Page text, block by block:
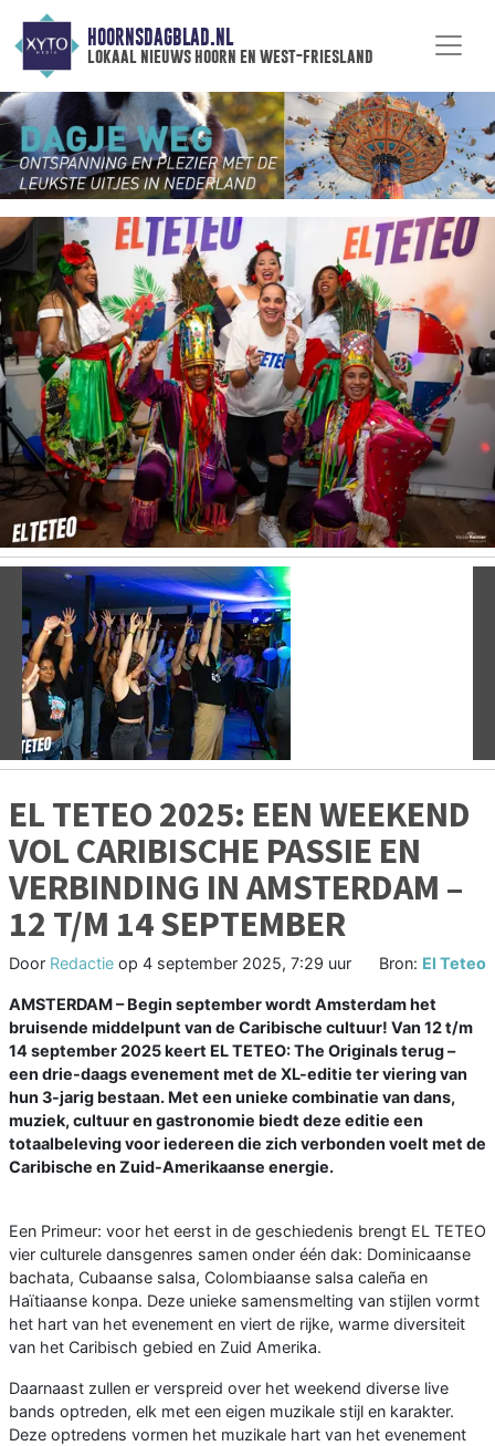
HOORNSDAGBLAD.NL
lokaal nieuws hoorn en west-friesland
Vorige
EL TETEO 2025: EEN WEEKEND
VOL CARIBISCHE PASSIE EN
VERBINDING IN AMSTERDAM –
12 T/M 14 SEPTEMBER
Door Redactie op 4 september 2025, 7:29 uur Bron: El Teteo
AMSTERDAM – Begin september wordt Amsterdam het
bruisende middelpunt van de Caribische cultuur! Van 12 t/m
14 september 2025 keert EL TETEO: The Originals terug –
een drie-daags evenement met de XL-editie ter viering van
hun 3-jarig bestaan. Met een unieke combinatie van dans,
muziek, cultuur en gastronomie biedt deze editie een
totaalbeleving voor iedereen die zich verbonden voelt met de
Caribische en Zuid-Amerikaanse energie.
Een Primeur: voor het eerst in de geschiedenis brengt EL TETEO
vier culturele dansgenres samen onder één dak: Dominicaanse
bachata, Cubaanse salsa, Colombiaanse salsa caleña en
Haïtiaanse konpa. Deze unieke samensmelting van stijlen vormt
het hart van het evenement en viert de rijke, warme diversiteit
van het Caribisch gebied en Zuid Amerika.
Daarnaast zullen er verspreid over het weekend diverse live
bands optreden, elk met een eigen muzikale stijl en karakter.
Deze optredens vormen het muzikale hart van het evenement